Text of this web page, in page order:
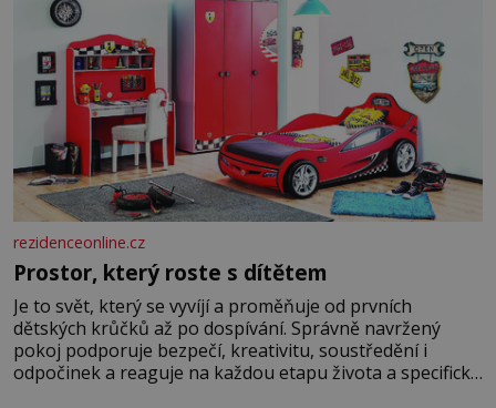
rezidenceonline.cz
Prostor, který roste s dítětem
Je to svět, který se vyvíjí a proměňuje od prvních
dětských krůčků až po dospívání. Správně navržený
pokoj podporuje bezpečí, kreativitu, soustředění i
odpočinek a reaguje na každou etapu života a specifické